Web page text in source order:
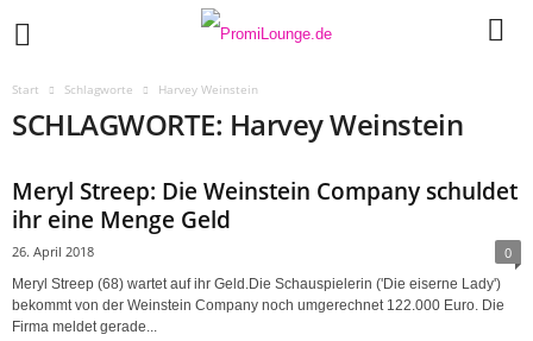
Start Schlagworte Harvey Weinstein
SCHLAGWORTE: Harvey Weinstein
Meryl Streep: Die Weinstein Company schuldet
ihr eine Menge Geld
26. April 2018 0
Meryl Streep (68) wartet auf ihr Geld.Die Schauspielerin ('Die eiserne Lady')
bekommt von der Weinstein Company noch umgerechnet 122.000 Euro. Die
Firma meldet gerade...